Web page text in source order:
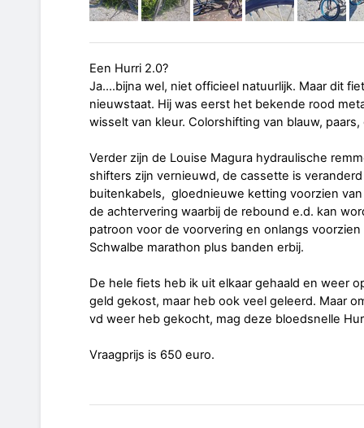
Een Hurri 2.0?
Ja....bijna wel, niet officieel natuurlijk. Maar dit
nieuwstaat. Hij was eerst het bekende rood
wisselt van kleur. Colorshifting van blauw,
Verder zijn de Louise Magura hydraulische
shifters zijn vernieuwd, de cassette is
buitenkabels, gloednieuwe ketting voorzien
de achtervering waarbij de rebound e.d. kan
patroon voor de voorvering en onlangs
Schwalbe marathon plus banden erbij.
De hele fiets heb ik uit elkaar gehaald en weer
geld gekost, maar heb ook veel geleerd. Maar
vd weer heb gekocht, mag deze bloedsnelle
Vraagprijs is 650 euro.